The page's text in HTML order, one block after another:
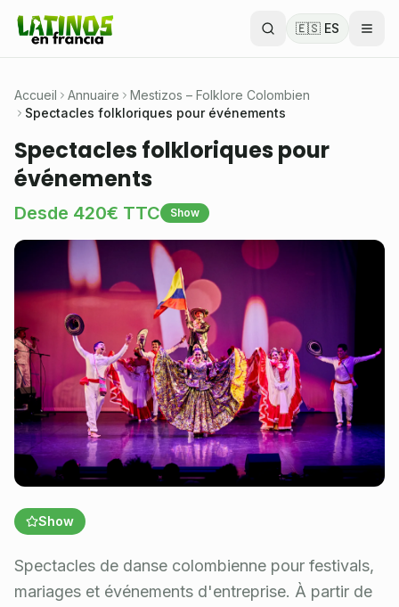
🇪🇸 ES
Accueil Annuaire
Mestizos – Folklore Colombien
Spectacles folkloriques pour événements
Spectacles folkloriques pour
événements
Desde 420€ TTC Show
Show
Spectacles de danse colombienne pour festivals,
mariages et événements d'entreprise. À partir de